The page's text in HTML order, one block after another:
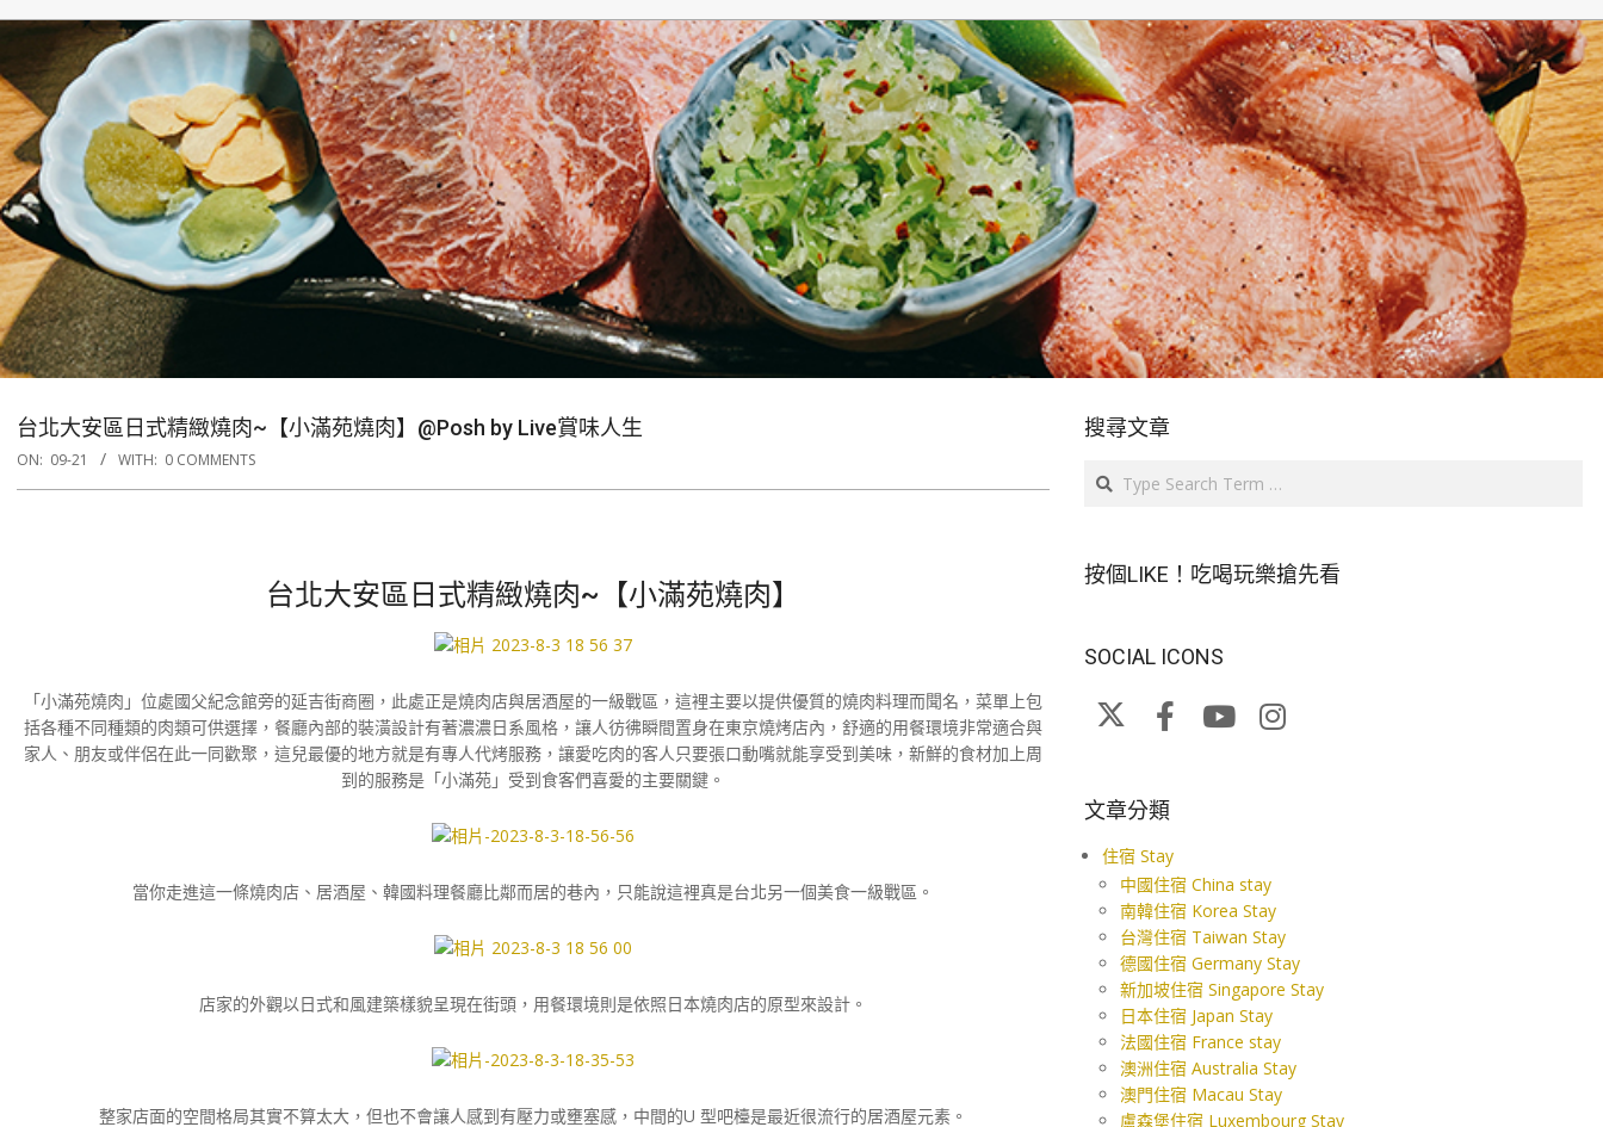
台北大安區日式精緻燒肉~【小滿苑燒肉】@Posh by Live賞味人生
ON: 09-21 WITH: 0 COMMENTS
台北大安區日式精緻燒肉~【小滿苑燒肉】
「小滿苑燒肉」位處國父紀念館旁的延吉街商圈，此處正是燒肉店與居酒屋的一級戰區，這裡主要以提供優質的燒肉料理而聞名，菜單上包
括各種不同種類的肉類可供選擇，餐廳內部的裝潢設計有著濃濃日系風格，讓人彷彿瞬間置身在東京燒烤店內，舒適的用餐環境非常適合與
家人、朋友或伴侶在此一同歡聚，這兒最優的地方就是有專人代烤服務，讓愛吃肉的客人只要張口動嘴就能享受到美味，新鮮的食材加上周
到的服務是「小滿苑」受到食客們喜愛的主要關鍵。
當你走進這一條燒肉店、居酒屋、韓國料理餐廳比鄰而居的巷內，只能說這裡真是台北另一個美食一級戰區。
店家的外觀以日式和風建築樣貌呈現在街頭，用餐環境則是依照日本燒肉店的原型來設計。
整家店面的空間格局其實不算太大，但也不會讓人感到有壓力或壅塞感，中間的U 型吧檯是最近很流行的居酒屋元素。
搜尋文章
Search
按個LIKE！吃喝玩樂搶先看
SOCIAL ICONS
文章分類
住宿 Stay
中國住宿 China stay
南韓住宿 Korea Stay
台灣住宿 Taiwan Stay
德國住宿 Germany Stay
新加坡住宿 Singapore Stay
日本住宿 Japan Stay
法國住宿 France stay
澳洲住宿 Australia Stay
澳門住宿 Macau Stay
盧森堡住宿 Luxembourg Stay